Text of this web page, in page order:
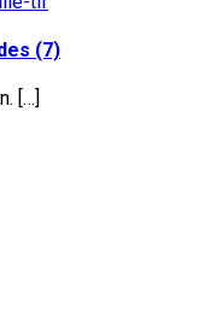
(7)
[…]